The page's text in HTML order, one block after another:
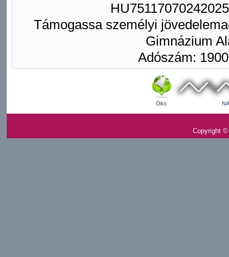
Támogassa személyi
Gimnázium
Adószám:
Öko
Copyright